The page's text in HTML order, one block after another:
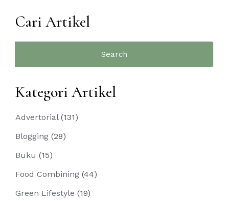
Cari Artikel
Kategori Artikel
Advertorial(131)
Blogging (28)
Buku (15)
Food Combining (44)
Green Lifestyle (19)